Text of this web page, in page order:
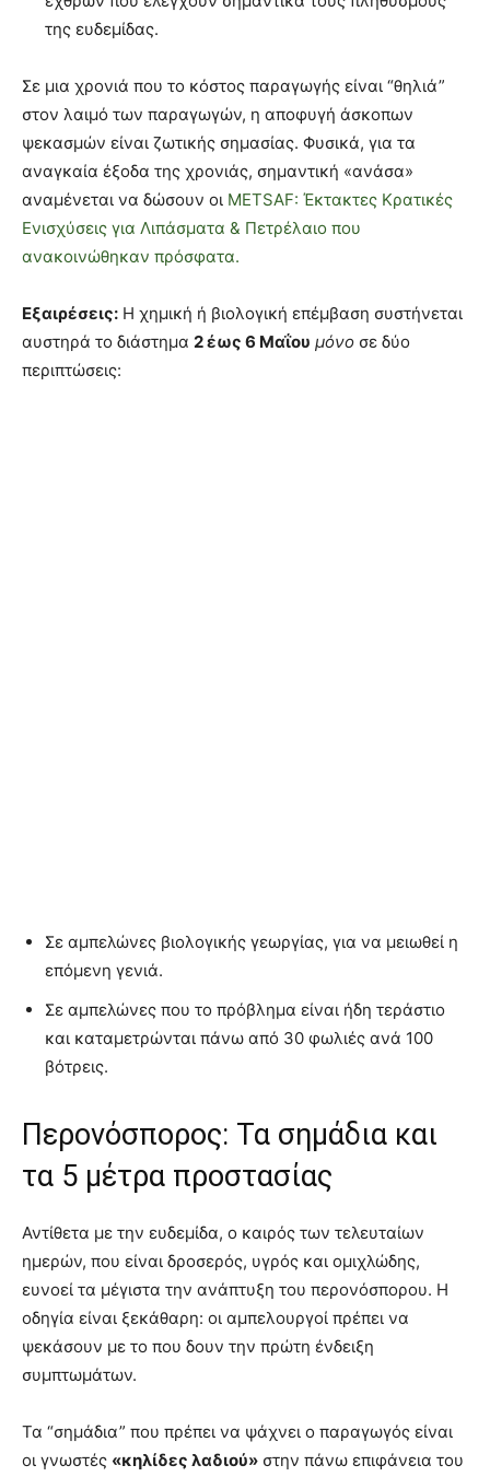
της ευδεμίδας.
Σε μια χρονιά που το κόστος παραγωγής είναι “θηλιά”
στον λαιμό των παραγωγών, η αποφυγή άσκοπων
ψεκασμών είναι ζωτικής σημασίας. Φυσικά, για τα
αναγκαία έξοδα της χρονιάς, σημαντική «ανάσα»
αναμένεται να δώσουν οι METSAF: Έκτακτες Κρατικές
Ενισχύσεις για Λιπάσματα & Πετρέλαιο που
ανακοινώθηκαν πρόσφατα.
Εξαιρέσεις: Η χημική ή βιολογική επέμβαση συστήνεται
αυστηρά το διάστημα 2 έως 6 Μαΐου μόνο σε δύο
περιπτώσεις:
Σε αμπελώνες βιολογικής γεωργίας, για να μειωθεί η
επόμενη γενιά.
Σε αμπελώνες που το πρόβλημα είναι ήδη τεράστιο
και καταμετρώνται πάνω από 30 φωλιές ανά 100
βότρεις.
Περονόσπορος: Τα σημάδια και
τα 5 μέτρα προστασίας
Αντίθετα με την ευδεμίδα, ο καιρός των τελευταίων
ημερών, που είναι δροσερός, υγρός και ομιχλώδης,
ευνοεί τα μέγιστα την ανάπτυξη του περονόσπορου. Η
οδηγία είναι ξεκάθαρη: οι αμπελουργοί πρέπει να
ψεκάσουν με το που δουν την πρώτη ένδειξη
συμπτωμάτων.
Τα “σημάδια” που πρέπει να ψάχνει ο παραγωγός είναι
οι γνωστές «κηλίδες λαδιού» στην πάνω επιφάνεια του